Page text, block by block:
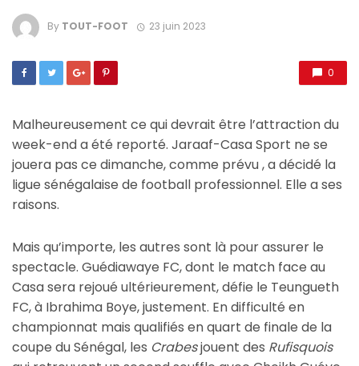
By TOUT-FOOT 23 juin 2023
0
Malheureusement ce qui devrait être l’attraction du
week-end a été reporté. Jaraaf-Casa Sport ne se
jouera pas ce dimanche, comme prévu , a décidé la
ligue sénégalaise de football professionnel. Elle a ses
raisons.
Mais qu’importe, les autres sont là pour assurer le
spectacle. Guédiawaye FC, dont le match face au
Casa sera rejoué ultérieurement, défie le Teungueth
FC, à Ibrahima Boye, justement. En difficulté en
championnat mais qualifiés en quart de finale de la
coupe du Sénégal, les Crabesjouent des Rufisquois